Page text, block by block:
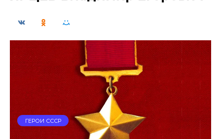
ГЕРОИ СССР